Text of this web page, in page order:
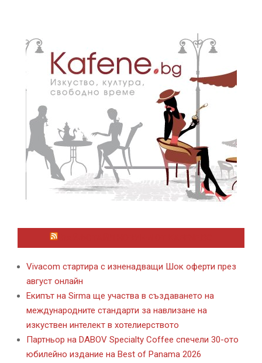
Vivacom стартира с изненадващи Шок оферти през
август онлайн
Екипът на Sirma ще участва в създаването на
международните стандарти за навлизане на
изкуствен интелект в хотелиерството
Партньор на DABOV Specialty Coffee спечели 30-ото
юбилейно издание на Best of Panama 2026